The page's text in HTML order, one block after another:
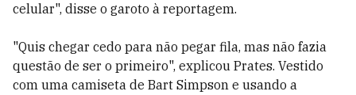
celular", disse o garoto à reportagem.
"Quis chegar cedo para não pegar fila, mas não fazia
questão de ser o primeiro", explicou Prates. Vestido
com uma camiseta de Bart Simpson e usando a